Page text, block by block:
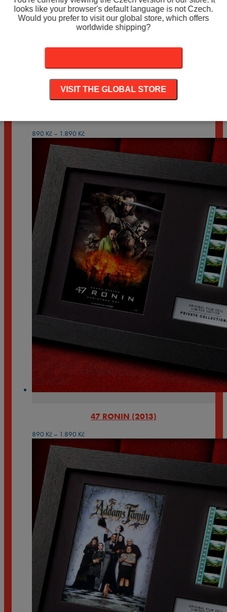
PŘIDAT DO KOŠÍKU
Související produkty
Kč–1.890KčRozpětí
cen:
890 Kč
890 Kč – 1.890 KčRozpětí
cen:
890 Kč
až
1.890 Kč
47 RONIN (2013)
890 Kč – 1.890 KčRozpětí
cen:
890 Kč
až
1.890 Kč
looks like your browser's default language is not Czech.
Would you prefer to visit our global store, which offers
worldwide shipping?
VISIT THE GLOBAL STORE